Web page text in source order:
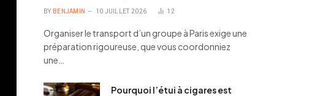
BY BENJAMIN 10 JUILLET 2026 12
Organiser le transport d’un groupe à Paris exige une
préparation rigoureuse, que vous coordonniez
une…
Pourquoi l’étui à cigares est